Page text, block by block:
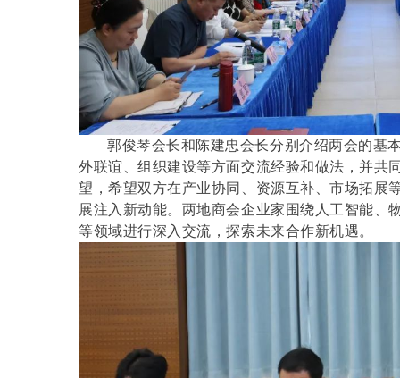
郭俊琴会长和陈建忠会长分别介绍两会的基
外联谊、组织建设等方面交流经验和做法，并共
望，希望双方在产业协同、资源互补、市场拓展
展注入新动能。两地商会企业家围绕人工智能、
等领域进行深入交流，探索未来合作新机遇。